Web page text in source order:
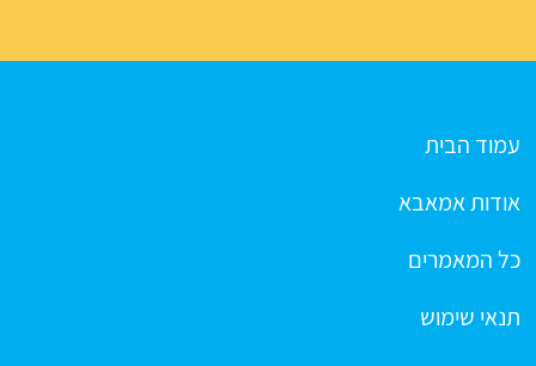
עמוד הבית
אודות אמאבא
כל המאמרים
תנאי שימוש